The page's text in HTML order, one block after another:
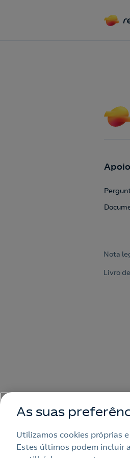
Apoio
Nota
Livro
As suas
Utilizamos cookies próprias
Estes últimos podem incluir